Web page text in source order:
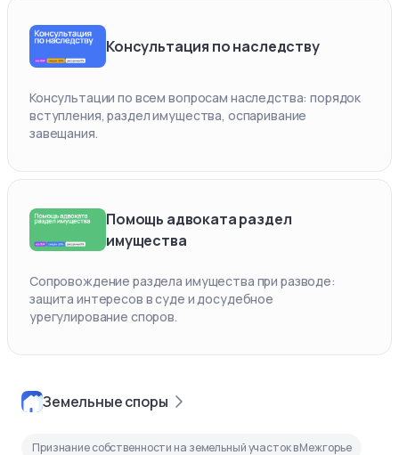
Консультация по наследству
Консультации по всем вопросам наследства: порядок
вступления, раздел имущества, оспаривание
завещания.
Помощь адвоката раздел
имущества
Сопровождение раздела имущества при разводе:
защита интересов в суде и досудебное
урегулирование споров.
Земельные споры
Признание собственности на земельный участок в Межгорье